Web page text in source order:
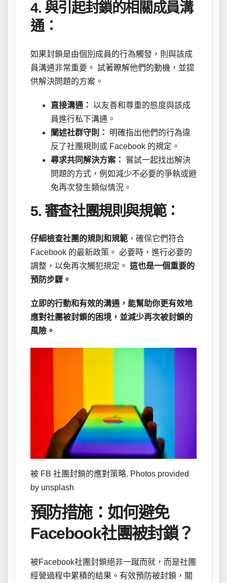
4. 與引起封鎖的相關成員溝
通：
如果封鎖是由個別成員的行為觸發，則與該成
員溝通非常重要。 試著瞭解他們的動機，並提
供解決問題的方案。
直接溝通： 以友善和尊重的態度與該成
員進行私下溝通。
闡述社群守則：
明確指出他們的行為違
反了社團規則或 Facebook 的規定。
尋求共同解決方案：
嘗試一起找出解決
問題的方式，例如減少不必要的爭執或避
免再次發生類似情況。
5. 審查社團規則與規範：
仔細檢查社團的規則和規範 ，確保它們符合
Facebook 的最新政策。 必要時，進行必要的
調整，以免再次觸犯規定。 這也是一個重要的
預防步驟。
立即的行動和有效的溝通，能幫助你更有效地
應對社團被封鎖的困境，並減少再次被封鎖的
風險。
被 FB 社團封鎖的應對策略. Photos provided
by unsplash
預防措施：如何避免
Facebook社團被封鎖？
被Facebook社團封鎖絕非一蹴而就，而是社團
經營過程中累積的結果。有效預防被封鎖，關